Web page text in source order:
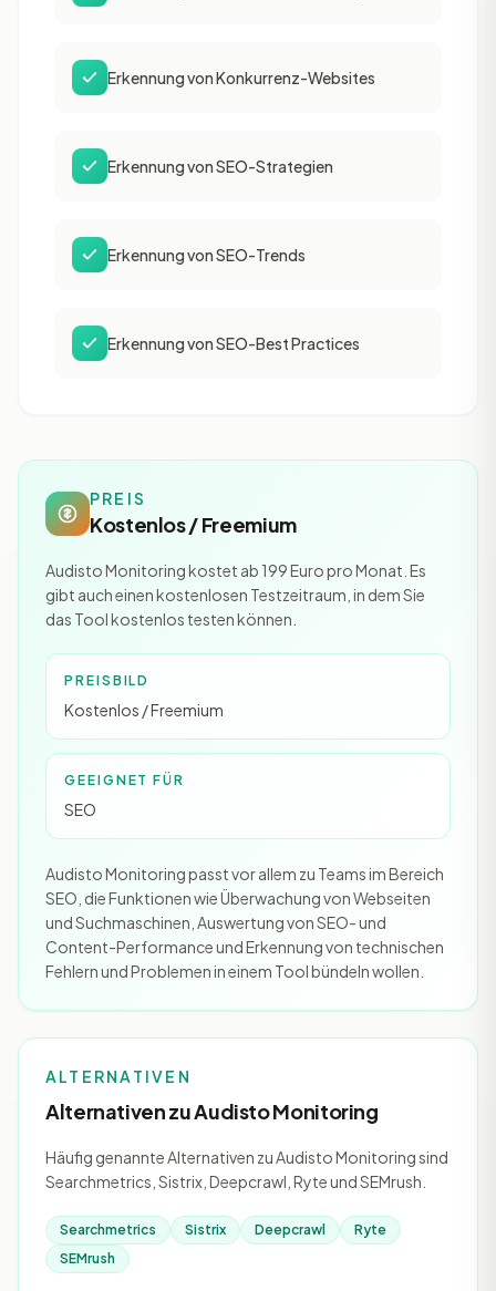
Erkennung von Konkurrenz-Websites
Erkennung von SEO-Strategien
Erkennung von SEO-Trends
Erkennung von SEO-Best Practices
PREIS
Kostenlos / Freemium
Audisto Monitoring kostet ab 199 Euro pro Monat. Es
gibt auch einen kostenlosen Testzeitraum, in dem Sie
das Tool kostenlos testen können.
PREISBILD
Kostenlos / Freemium
GEEIGNET FÜR
SEO
Audisto Monitoring passt vor allem zu Teams im Bereich
SEO, die Funktionen wie Überwachung von Webseiten
und Suchmaschinen, Auswertung von SEO- und
Content-Performance und Erkennung von technischen
Fehlern und Problemen in einem Tool bündeln wollen.
ALTERNATIVEN
Alternativen zu Audisto Monitoring
Häufig genannte Alternativen zu Audisto Monitoring sind
Searchmetrics, Sistrix, Deepcrawl, Ryte und SEMrush.
Searchmetrics Sistrix Deepcrawl
Ryte
SEMrush